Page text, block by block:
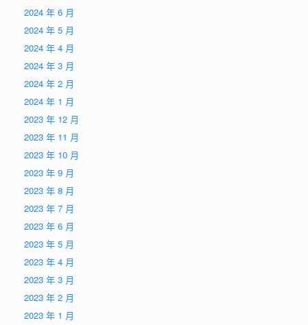
2024 年 6 月
2024 年 5 月
2024 年 4 月
2024 年 3 月
2024 年 2 月
2024 年 1 月
2023 年 12 月
2023 年 11 月
2023 年 10 月
2023 年 9 月
2023 年 8 月
2023 年 7 月
2023 年 6 月
2023 年 5 月
2023 年 4 月
2023 年 3 月
2023 年 2 月
2023 年 1 月